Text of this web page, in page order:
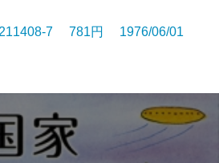
7 781円 1976/06/01